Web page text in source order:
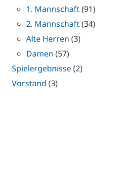
1. Mannschaft(91)
2. Mannschaft(34)
Alte Herren (3)
Damen (57)
Spielergebnisse(2)
Vorstand (3)